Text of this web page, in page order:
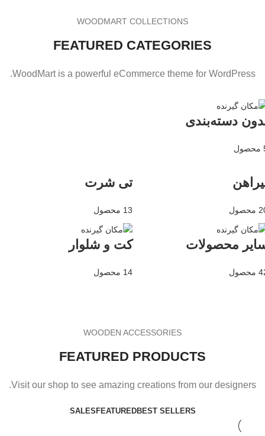
WOODMART COLLECTIONS
FEATURED CATEGORIES
WoodMart is a powerful eCommerce theme for WordPress.
دسته‌بندی
تی شرت
13 محصول
محصولات کت و شلوار
14 محصول
WOODEN ACCESSORIES
FEATURED PRODUCTS
Visit our shop to see amazing creations from our designers.
BEST SELLERS
FEATURED
SALES